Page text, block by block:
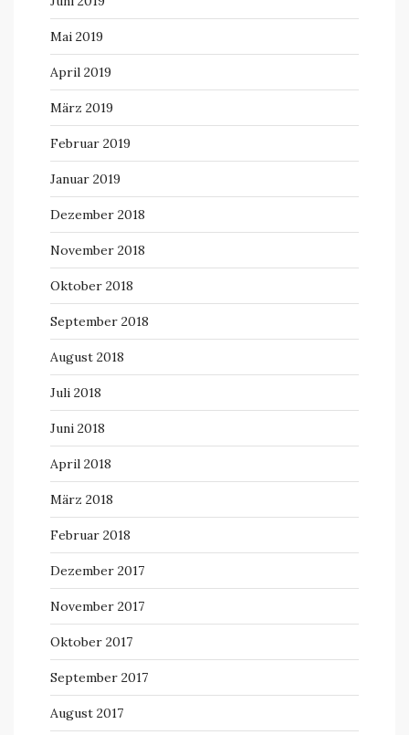
Mai 2019
April 2019
März 2019
Februar 2019
Januar 2019
Dezember 2018
November 2018
Oktober 2018
September 2018
August 2018
Juli 2018
Juni 2018
April 2018
März 2018
Februar 2018
Dezember 2017
November 2017
Oktober 2017
September 2017
August 2017